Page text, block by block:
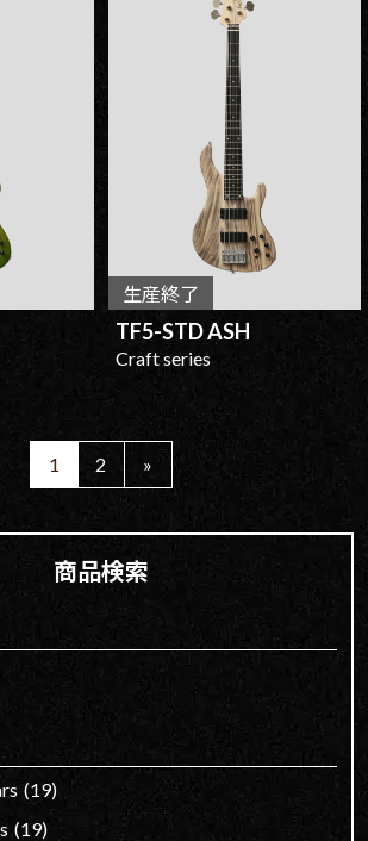
生産終了
TF5-STD ASH
Craft series
1 2 »
商品検索
(19)
(19)